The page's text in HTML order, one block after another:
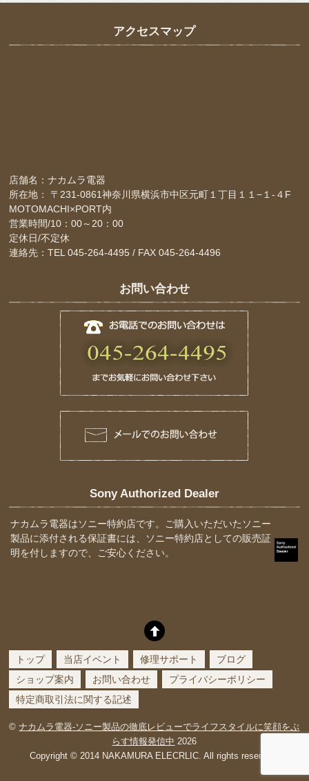
アクセスマップ
店舗名：ナカムラ電器
所在地： 〒231-0861神奈川県横浜市中区元町１丁目１１−１-４F
MOTOMACHI×PORT内
営業時間/10：00～20：00
定休日/不定休
連絡先：TEL 045-264-4495 / FAX 045-264-4496
お問い合わせ
Sony Authorized Dealer
ナカムラ電器はソニー特約店です。ご購入いただいたソニー
製品に添付される保証書には、ソニー特約店としての販売証
明を付しますので、ご安心ください。
トップ 当店イベント 修理サポート
ブログ
ショップ案内
お問い合わせ
プライバシーポリシー
特定商取引法に関する記述
©ナカムラ電器-ソニー製品の徹底レビューでライフスタイルに笑顔をぷ
らす情報発信中 2026
Copyright © 2014 NAKAMURA ELECRLIC. All rights reserved.